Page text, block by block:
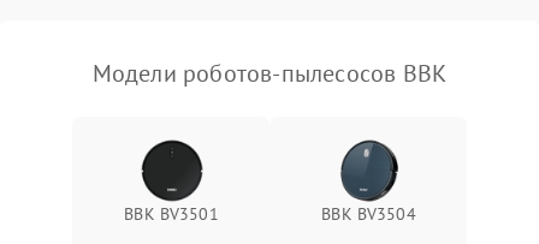
Модели роботов-пылесосов BBK
BBK BV3501 BBK BV3504